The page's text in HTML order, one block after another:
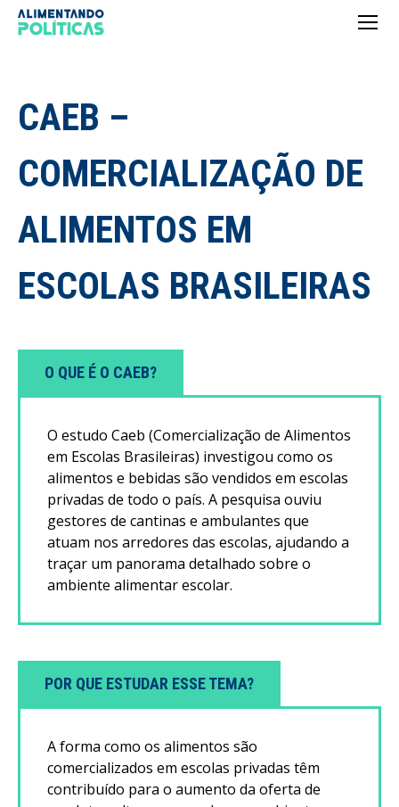
CAEB –
COMERCIALIZAÇÃO DE
ALIMENTOS EM
ESCOLAS BRASILEIRAS
O QUE É O CAEB?
O estudo Caeb (Comercialização de Alimentos
em Escolas Brasileiras) investigou como os
alimentos e bebidas são vendidos em escolas
privadas de todo o país. A pesquisa ouviu
gestores de cantinas e ambulantes que
atuam nos arredores das escolas, ajudando a
traçar um panorama detalhado sobre o
ambiente alimentar escolar.
POR QUE ESTUDAR ESSE TEMA?
A forma como os alimentos são
comercializados em escolas privadas têm
contribuído para o aumento da oferta de